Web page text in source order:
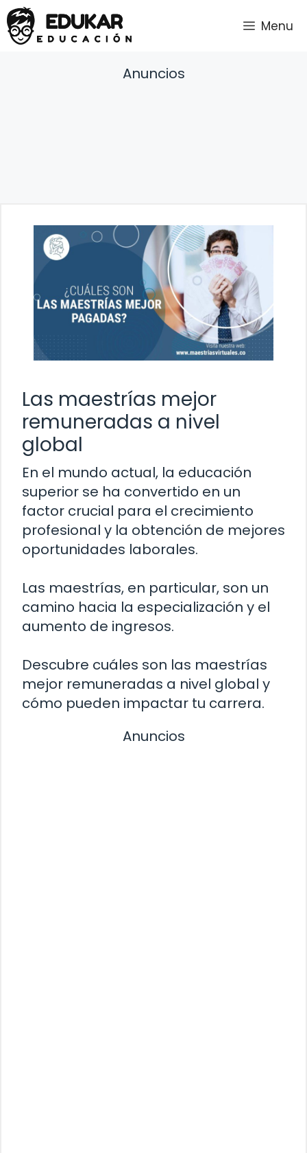
Saltar
al
contenido
Menu
Anuncios
Las maestrías mejor
remuneradas a nivel
global
En el mundo actual, la educación
superior se ha convertido en un
factor crucial para el crecimiento
profesional y la obtención de mejores
oportunidades laborales.
Las maestrías, en particular, son un
camino hacia la especialización y el
aumento de ingresos.
Descubre cuáles son las maestrías
mejor remuneradas a nivel global y
cómo pueden impactar tu carrera.
Anuncios